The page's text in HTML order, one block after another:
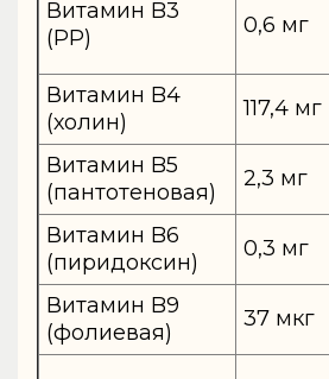
Витамин B3
(PP)
0,6 мг
Витамин B4
(холин)
117,4 мг
Витамин B5
(пантотеновая)
2,3 мг
Витамин B6
(пиридоксин)
0,3 мг
Витамин B9
(фолиевая)
37 мкг